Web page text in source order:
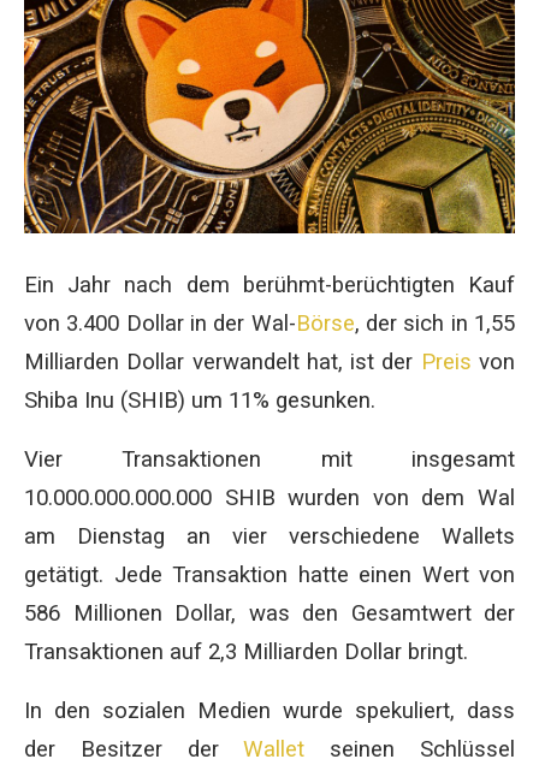
Ein Jahr nach dem berühmt-berüchtigten Kauf
von 3.400 Dollar in der Wal-Börse, der sich in 1,55
Milliarden Dollar verwandelt hat, ist der Preis von
Shiba Inu (SHIB) um 11% gesunken.
Vier Transaktionen mit insgesamt
10.000.000.000.000 SHIB wurden von dem Wal
am Dienstag an vier verschiedene Wallets
getätigt. Jede Transaktion hatte einen Wert von
586 Millionen Dollar, was den Gesamtwert der
Transaktionen auf 2,3 Milliarden Dollar bringt.
In den sozialen Medien wurde spekuliert, dass
der Besitzer derWallet seinen Schlüssel